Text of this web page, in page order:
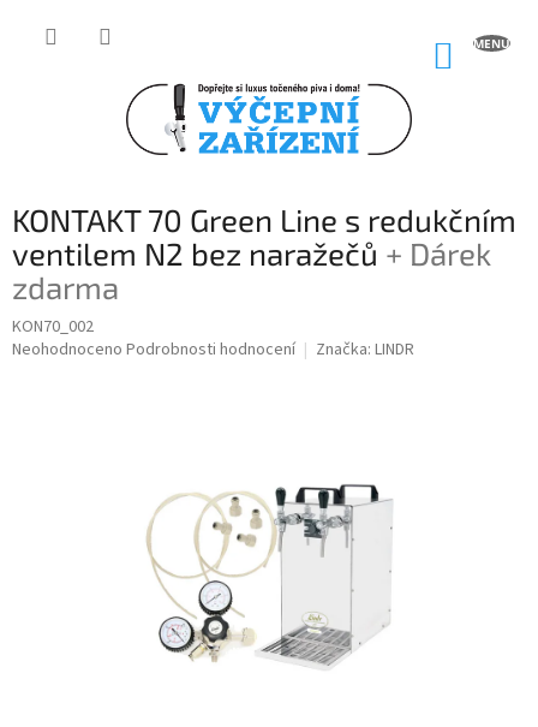
KONTAKT 70 Green Line s redukčním
ventilem N2 bez naražečů + Dárek
zdarma
KON70_002
Průměrné
Neohodnoceno Podrobnosti hodnocení Značka: LINDR